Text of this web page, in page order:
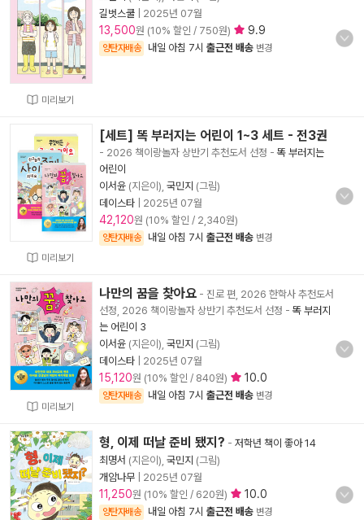
미리보기
길벗스쿨
2025년 07월
13,500원 (10% 할인 / 750원) 9.9
양탄자배송 내일 아침 7시 출근전 배송 변경
미리보기
[세트] 똑 부러지는 어린이 1~3 세트 - 전3권
- 2026 책이랑놀자 상반기 추천도서 선정 - 똑 부러지는
어린이
이서윤 (지은이), 국민지 (그림)
데이스타
2025년 07월
42,120원 (10% 할인 / 2,340원)
양탄자배송 내일 아침 7시 출근전 배송 변경
미리보기
나만의 꿈을 찾아요 - 진로 편, 2026 한학사 추천도서
선정, 2026 책이랑놀자 상반기 추천도서 선정 - 똑 부러지
는 어린이 3
이서윤 (지은이), 국민지 (그림)
데이스타
2025년 07월
15,120원 (10% 할인 / 840원) 10.0
양탄자배송 내일 아침 7시 출근전 배송 변경
형, 이제 떠날 준비 됐지? - 저학년 책이 좋아 14
최명서 (지은이), 국민지 (그림)
개암나무
2025년 07월
11,250원 (10% 할인 / 620원) 10.0
양탄자배송 내일 아침 7시 출근전 배송 변경